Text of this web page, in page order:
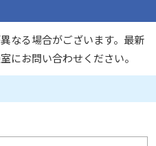
なる場合がございます。最新
にお問い合わせください。